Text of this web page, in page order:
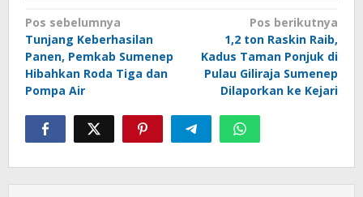
Navigasi
pos
Pos sebelumnya
Tunjang Keberhasilan
Panen, Pemkab Sumenep
Hibahkan Roda Tiga dan
Pompa Air
Pos berikutnya
1,2 ton Raskin Raib,
Kadus Taman Ponjuk di
Pulau Giliraja Sumenep
Dilaporkan ke Kejari